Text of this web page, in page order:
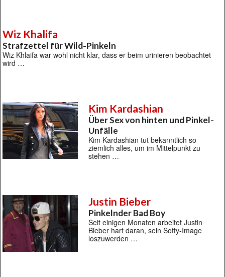
Wiz Khalifa
Strafzettel für Wild-Pinkeln
Wiz Khlaifa war wohl nicht klar, dass er beim urinieren beobachtet
wird …
Kim Kardashian
Über Sex von hinten und Pinkel-
Unfälle
Kim Kardashian tut bekanntlich so
ziemlich alles, um im Mittelpunkt zu
stehen …
Justin Bieber
Pinkelnder Bad Boy
Seit einigen Monaten arbeitet Justin
Bieber hart daran, sein Softy-Image
loszuwerden …